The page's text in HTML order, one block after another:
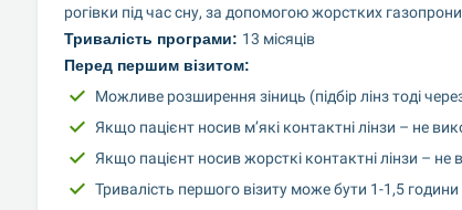
рогівки під час сну, за допомогою жорстких
Тривалість програми: 13 місяців
Перед першим візитом:
Можливе розширення зіниць (підбір лінз тоді
Якщо пацієнт носив м’які контактні лінзи – не
Якщо пацієнт носив жорсткі контактні лінзи –
Тривалість першого візиту може бути 1-1,5 години